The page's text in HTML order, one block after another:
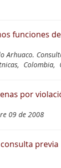
funciones
Colombia,
por
09 de 2008
previa